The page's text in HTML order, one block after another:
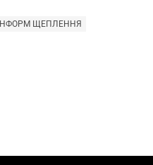
ІНФОРМ ЩЕПЛЕННЯ